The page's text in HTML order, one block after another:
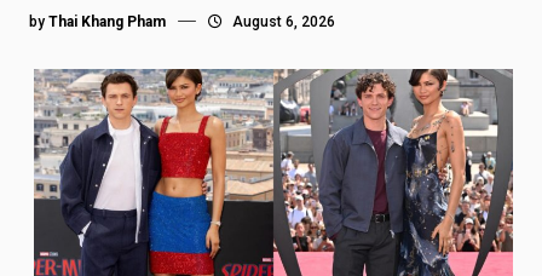
by Thai Khang Pham August 6, 2026